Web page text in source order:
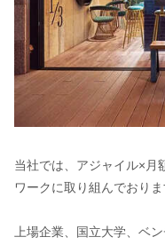
当社では、アジャイル×月
ワークに取り組んでおりま
上場企業、国立大学、ベ